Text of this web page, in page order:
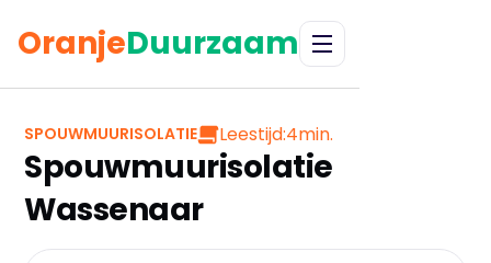
OranjeDuurzaam
SPOUWMUURISOLATIE Leestijd:4min.
Spouwmuurisolatie
Wassenaar